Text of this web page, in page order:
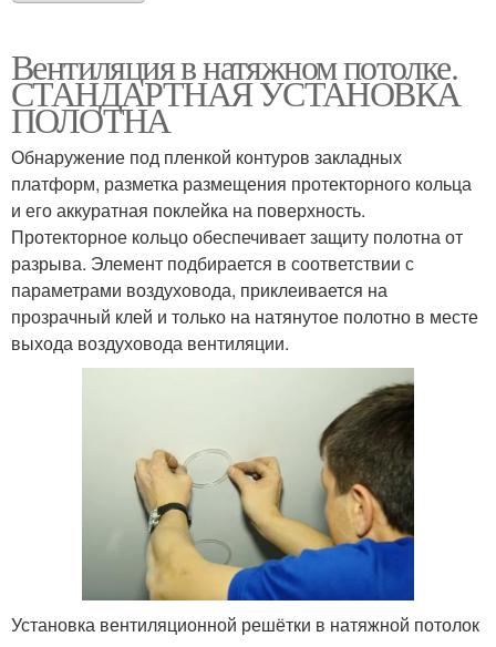
Вентиляция в натяжном потолке.
СТАНДАРТНАЯ УСТАНОВКА
ПОЛОТНА
Обнаружение под пленкой контуров закладных
платформ, разметка размещения протекторного кольца
и его аккуратная поклейка на поверхность.
Протекторное кольцо обеспечивает защиту полотна от
разрыва. Элемент подбирается в соответствии с
параметрами воздуховода, приклеивается на
прозрачный клей и только на натянутое полотно в месте
выхода воздуховода вентиляции.
Установка вентиляционной решётки в натяжной потолок